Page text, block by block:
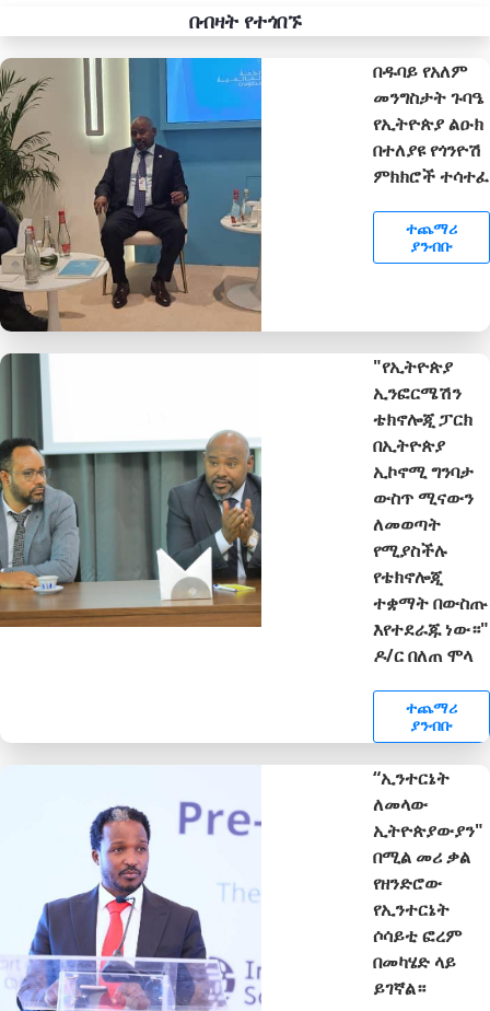
በብዛት የተጎበኙ
በዱባይ የአለም
መንግስታት ጉባዔ
የኢትዮጵያ ልዑክ
በተለያዩ የጎንዮሽ
ምክክሮች ተሳተፈ
ተጨማሪ
ያንብቡ
"የኢትዮጵያ
ኢንፎርሜሽን
ቴክኖሎጂ ፓርክ
በኢትዮጵያ
ኢኮኖሚ ግንባታ
ውስጥ ሚናውን
ለመወጣት
የሚያስችሉ
የቴክኖሎጂ
ተቋማት በውስጡ
እየተደራጁ ነው።"
ዶ/ር በለጠ ሞላ
ተጨማሪ
ያንብቡ
“ኢንተርኔት
ለመላው
ኢትዮጵያውያን"
በሚል መሪ ቃል
የዘንድሮው
የኢንተርኔት
ሶሳይቲ ፎረም
በመካሄድ ላይ
ይገኛል።